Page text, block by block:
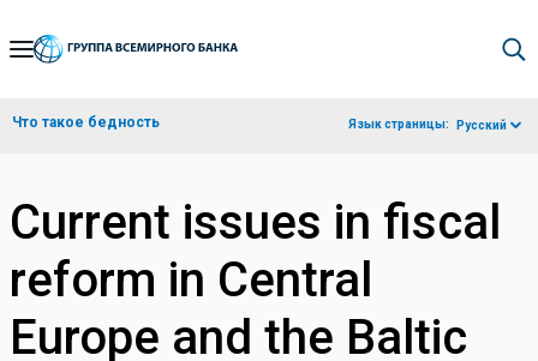
Skip
Navigation
Что такое бедность Язык страницы: Русский
Current issues in fiscal
reform in Central
Europe and the Baltic